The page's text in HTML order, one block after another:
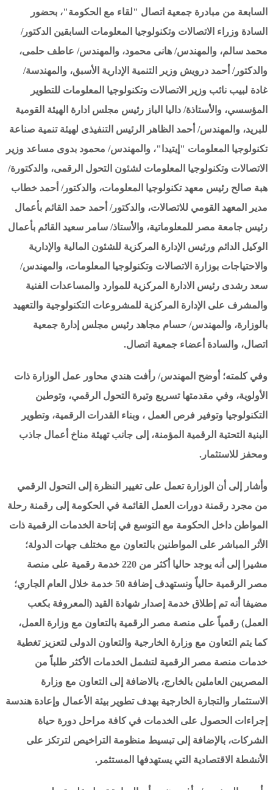
السابعة من مبادرة جمعية اتصال "لقاء مع الحكومة"، بحضور
السادة وزراء الاتصالات وتكنولوجيا المعلومات السابقين الدكتور/
محمد سالم، والمهندس/ هانى محمود، والمهندس/ عاطف حلمى،
والدكتور/ أحمد درويش وزير التنمية الإدارية الأسبق، والمهندسة/
غادة لبيب نائب وزير الاتصالات وتكنولوجيا المعلومات للتطوير
المؤسسي، والأستاذة/ داليا الباز رئيس مجلس ادارة الهيئة القومية
للبريد، والمهندس/ أحمد الظاهر الرئيس التنفيذى لهيئة تنمية صناعة
تكنولوجيا المعلومات "إيتيدا"، والمهندس/ محمود بدوى مساعد وزير
الاتصالات وتكنولوجيا المعلومات لشئون التحول الرقمى، والدكتورة/
هبة صالح رئيس معهد تكنولوجيا المعلومات، والدكتور/ أحمد خطاب
مدير المعهد القومي للاتصالات، والدكتور/ أحمد حمد القائم بأعمال
رئيس جامعة مصر للمعلوماتية، والأستاذ/ سامر سعيد القائم بأعمال
الوكيل الدائم ورئيس الإدارة المركزية للشئون المالية والإدارية
والاحتياجات بوزارة الاتصالات وتكنولوجيا المعلومات، والمهندس/
سعد رشدى رئيس الادارة المركزية للموارد والمساعدات الفنية
والمشرف على الإدارة المركزية للمشروعات التكنولوجية والتعهيد
بالوزارة، والمهندس/ حسام مجاهد رئيس مجلس إدارة جمعية
اتصال، والسادة أعضاء جمعية اتصال.
وفي كلمته؛ أوضح المهندس/ رأفت هندي محاور عمل الوزارة ذات
الأولوية، وفي مقدمتها تسريع وتيرة التحول الرقمي، وتوطين
التكنولوجيا وتوفير فرص العمل ، وبناء القدرات الرقمية، وتطوير
البنية التحتية الرقمية المؤمنة، إلى جانب تهيئة مناخ أعمال جاذب
ومحفز للاستثمار.
وأشار إلى أن الوزارة تعمل على تغيير النظرة إلى التحول الرقمي
من مجرد رقمنة دورات العمل القائمة في الحكومة إلى رقمنة رحلة
المواطن داخل الحكومة مع التوسع في إتاحة الخدمات الرقمية ذات
الأثر المباشر على المواطنين بالتعاون مع مختلف جهات الدولة؛
مشيرا إلى أنه يوجد حاليا أكثر من 220 خدمة رقمية على منصة
مصر الرقمية حالياً ونستهدف إضافة 50 خدمة خلال العام الجاري؛
مضيفا أنه تم إطلاق خدمة إصدار شهادة القيد (المعروفة بكعب
العمل) رقمياً على منصة مصر الرقمية بالتعاون مع وزارة العمل،
كما يتم التعاون مع وزارة الخارجية والتعاون الدولى لتعزيز تغطية
خدمات منصة مصر الرقمية لتشمل الخدمات الأكثر طلباً من
المصريين العاملين بالخارج، بالاضافة إلى التعاون مع وزارة
الاستثمار والتجارة الخارجية بهدف تطوير بيئة الأعمال وإعادة هندسة
إجراءات الحصول على الخدمات في كافة مراحل دورة حياة
الشركات، بالإضافة إلى تبسيط منظومة التراخيص لترتكز على
الأنشطة الاقتصادية التي يستهدفها المستثمر.